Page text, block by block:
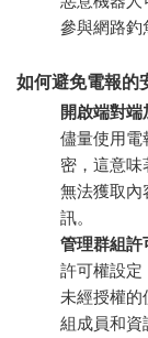
參與網路釣
如何避免電報的
開啟端對
儘量使用電
密，這意味
無法獲取內
訊。
管理群組許
許可權設定
未經授權的
組成員和資